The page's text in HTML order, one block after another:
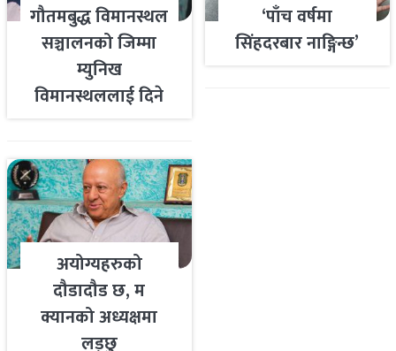
गौतमबुद्ध विमानस्थल
सञ्चालनको जिम्मा
म्युनिख
विमानस्थललाई दिने
‘पाँच वर्षमा
सिंहदरबार नाङ्गिन्छ’
अयोग्यहरुको
दौडादौड छ, म
क्यानको अध्यक्षमा
लड्छु